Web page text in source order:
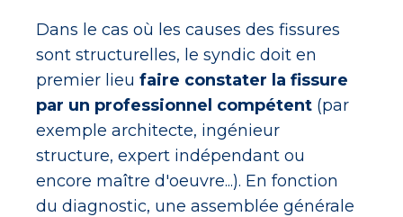
Dans le cas où les causes des fissures
sont structurelles, le syndic doit en
premier lieu faire constater la fissure
par un professionnel compétent (par
exemple architecte, ingénieur
structure, expert indépendant ou
encore maître d'oeuvre...). En fonction
du diagnostic, une assemblée générale